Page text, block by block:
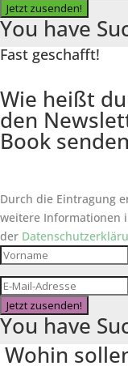
Jetzt zusenden!
You have
Fast geschafft!
Wie heißt
den
Book
Durch die Eintragung
weitere Informationen
der
Jetzt zusenden!
You have
Wohin